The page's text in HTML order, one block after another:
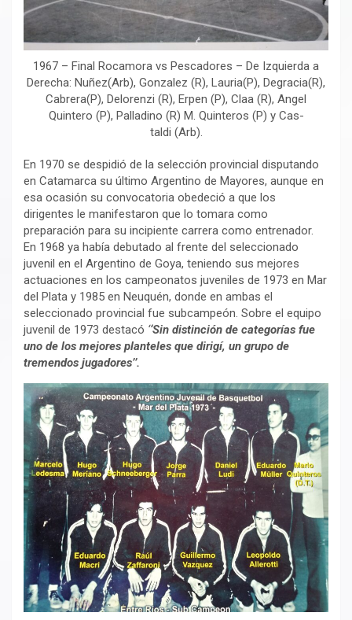
1967 – Final Rocamora vs Pescadores – De Izquierda a
Derecha: Nuñez(Arb), Gonzalez (R), Lauria(P), Degracia(R),
Cabrera(P), Delorenzi (R), Erpen (P), Claa (R), Angel
Quintero (P), Palladino (R) M. Quinteros (P) y Cas-
taldi (Arb).
En 1970 se despidió de la selección provincial disputando
en Catamarca su último Argentino de Mayores, aunque en
esa ocasión su convocatoria obedeció a que los
dirigentes le manifestaron que lo tomara como
preparación para su incipiente carrera como entrenador.
En 1968 ya había debutado al frente del seleccionado
juvenil en el Argentino de Goya, teniendo sus mejores
actuaciones en los campeonatos juveniles de 1973 en Mar
del Plata y 1985 en Neuquén, donde en ambas el
seleccionado provincial fue subcampeón. Sobre el equipo
juvenil de 1973 destacó ‘‘Sin distinción de categorías fue
uno de los mejores planteles que dirigí, un grupo de
tremendos jugadores’’.